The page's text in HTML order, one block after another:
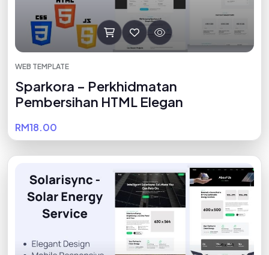
WEB TEMPLATE
Sparkora – Perkhidmatan
Pembersihan HTML Elegan
RM18.00